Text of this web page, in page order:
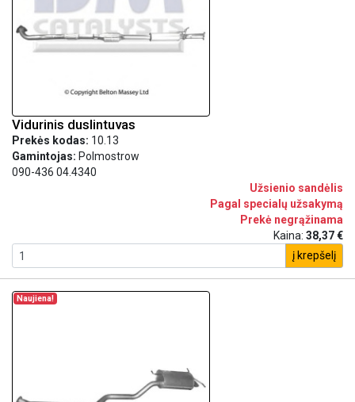
Vidurinis duslintuvas
Prekės kodas: 10.13
Gamintojas: Polmostrow
090-436 04.4340
Užsienio sandėlis
Pagal specialų užsakymą
Prekė negrąžinama
Kaina: 38,37 €
į krepšelį
Naujiena!